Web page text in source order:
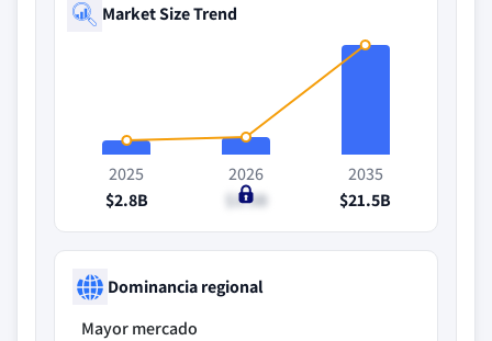
Market Size Trend
2025
$2.8B
2026
$3.5B
2035
$21.5B
Dominancia regional
Mayor mercado